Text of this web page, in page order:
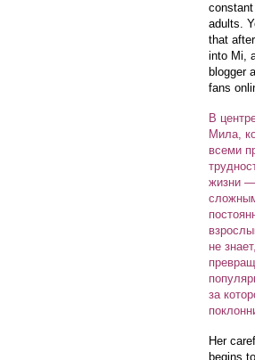
adults.
that
into Mi,
blogger
fans
В
Мила,
всеми
жизни
не
за
Her
begins